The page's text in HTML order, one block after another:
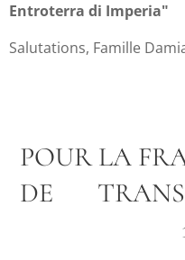
Entroterra di Imperia"
Salutations, Famille
POUR LA
DE